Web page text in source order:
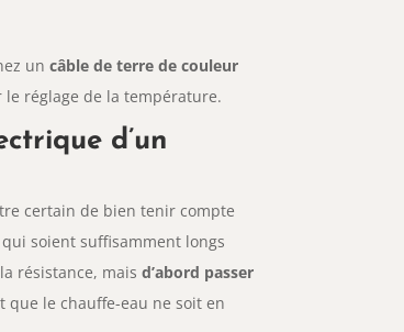
uncâble de terre de couleur
le réglage de la température.
d’un
certain de bien tenir compte
soient suffisamment longs
résistance, maisd’abord passer
le chauffe-eau ne soit en